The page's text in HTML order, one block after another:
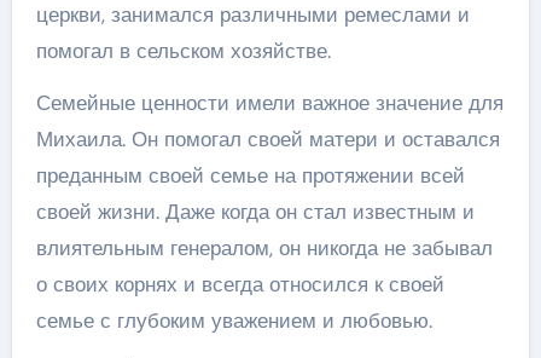
церкви, занимался различными ремеслами и
помогал в сельском хозяйстве.
Семейные ценности имели важное значение для
Михаила. Он помогал своей матери и оставался
преданным своей семье на протяжении всей
своей жизни. Даже когда он стал известным и
влиятельным генералом, он никогда не забывал
о своих корнях и всегда относился к своей
семье с глубоким уважением и любовью.